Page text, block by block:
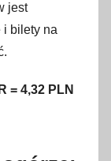
jest
i bilety na
= 4,32 PLN